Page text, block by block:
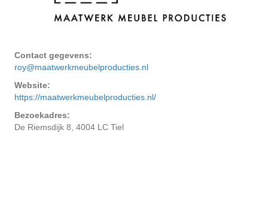
Contact gegevens:
roy@maatwerkmeubelproducties.nl
Website:
https://maatwerkmeubelproducties.nl/
Bezoekadres:
De Riemsdijk 8, 4004 LC Tiel